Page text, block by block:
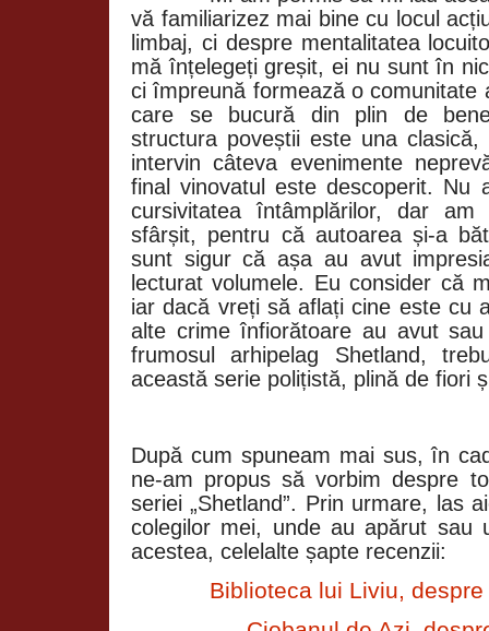
vă familiarizez mai bine cu locul
limbaj, ci despre mentalitatea
mă înțelegeți greșit, ei nu sunt în
ci împreună formează o comunitate
care se bucură din plin de
structura poveștii este una
intervin câteva evenimente
final vinovatul este descoperit. Nu
cursivitatea întâmplărilor, dar
sfârșit, pentru că autoarea și-a
sunt sigur că așa au avut
lecturat volumele. Eu consider că
iar dacă vreți să aflați cine este cu
alte crime înfiorătoare au avut
frumosul arhipelag Shetland,
această serie polițistă, plină de fiori
După cum spuneam mai sus, în
ne-am propus să vorbim despre
seriei „Shetland”. Prin urmare, las
colegilor mei, unde au apărut sau
acestea, celelalte șapte recenzii:
Biblioteca lui Liviu,